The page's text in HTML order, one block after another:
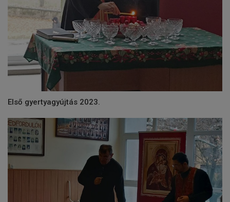
Első gyertyagyújtás 2023.